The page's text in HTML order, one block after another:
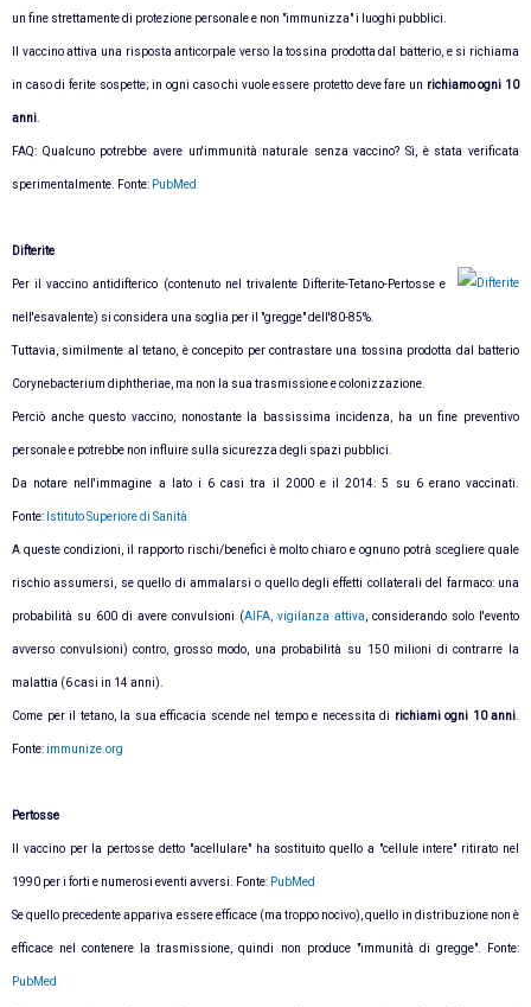
un fine strettamente di protezione personale e non "immunizza" i luoghi pubblici.
Il vaccino attiva una risposta anticorpale verso la tossina prodotta dal batterio, e si richiama
in caso di ferite sospette; in ogni caso chi vuole essere protetto deve fare un richiamo ogni 10
anni.
FAQ: Qualcuno potrebbe avere un'immunità naturale senza vaccino? Sì, è stata verificata
sperimentalmente. Fonte: PubMed
Difterite
Per il vaccino antidifterico (contenuto nel trivalente Difterite-Tetano-Pertosse e
nell'esavalente) si considera una soglia per il "gregge" dell'80-85%.
Tuttavia, similmente al tetano, è concepito per contrastare una tossina prodotta dal batterio
Corynebacterium diphtheriae, ma non la sua trasmissione e colonizzazione.
Perciò anche questo vaccino, nonostante la bassissima incidenza, ha un fine preventivo
personale e potrebbe non influire sulla sicurezza degli spazi pubblici.
Da notare nell'immagine a lato i 6 casi tra il 2000 e il 2014: 5 su 6 erano vaccinati.
Fonte: Istituto Superiore di Sanità
A queste condizioni, il rapporto rischi/benefici è molto chiaro e ognuno potrà sceglierequale
rischio assumersi, se quello di ammalarsi o quello degli effetti collaterali del farmaco: una
probabilità su 600 di avere convulsioni (AIFA, vigilanza attiva, considerando solo l'evento
avverso convulsioni) contro, grosso modo, una probabilità su 150 milioni di contrarre la
malattia (6 casi in 14 anni).
Come per il tetano, la sua efficacia scende nel tempo e necessita di richiami ogni 10 anni.
Fonte:immunize.org
Pertosse
Il vaccino per la pertosse detto "acellulare" ha sostituito quello a "cellule intere" ritirato nel
1990 per i forti e numerosi eventi avversi. Fonte: PubMed
Se quello precedente appariva essere efficace (ma troppo nocivo), quello in distribuzione non è
efficace nel contenere la trasmissione, quindi non produce "immunità di gregge". Fonte:
PubMed